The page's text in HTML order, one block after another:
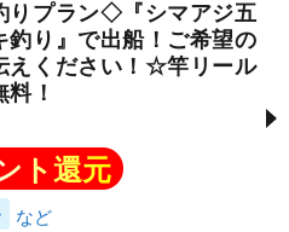
りプラン◇『シマアジ五
釣り』で出船！ご希望の
えください！☆竿リール
！
ト還元